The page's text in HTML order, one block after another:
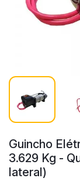
Guincho
3.629 Kg -
lateral)